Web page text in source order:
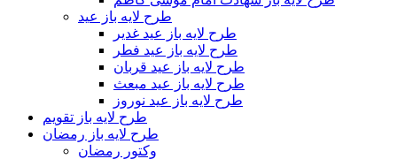
طرح لایه باز عید
طرح لایه باز عید غدیر
طرح لایه باز عید فطر
طرح لایه باز عید قربان
طرح لایه باز عید مبعث
طرح لایه باز عید نوروز
طرح لایه باز تقویم
طرح لایه باز رمضان
وکتور رمضان